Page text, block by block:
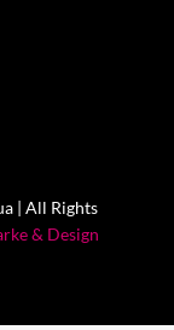
| All Rights
& Design